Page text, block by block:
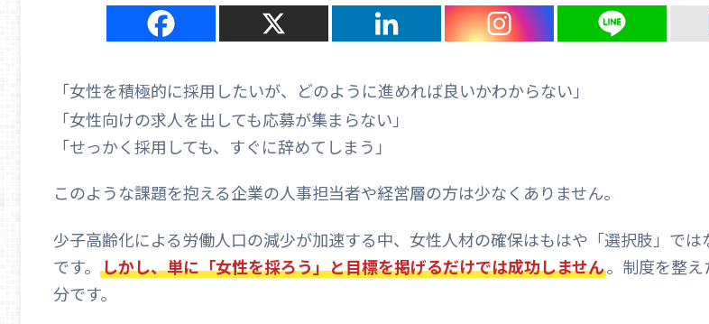
「女性を積極的に採用したいが、どのように進めれば良いかわからない」
「女性向けの求人を出しても応募が集まらない」
「せっかく採用しても、すぐに辞めてしまう」
このような課題を抱える企業の人事担当者や経営層の方は少なくありません。
少子高齢化による労働人口の減少が加速する中、女性人材の確保はもはや「選択肢」では
です。 しかし、単に「女性を採ろう」と目標を掲げるだけでは成功しません。制度を整
分です。